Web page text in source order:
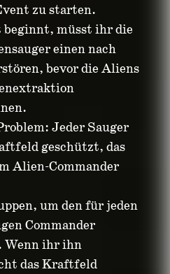
zu starten.
beginnt, müsst ihr die
einen nach
bevor die Aliens
Jeder Sauger
geschützt, das
Alien-Commander
um den für jeden
Commander
Wenn ihr ihn
das Kraftfeld